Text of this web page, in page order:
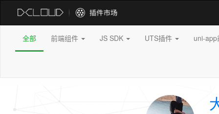
全部 前端组件 JS SDK UTS插件 uni-